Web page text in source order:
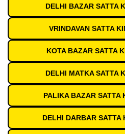
DELHI BAZAR SATTA
VRINDAVAN SATTA
KOTA BAZAR SATTA
DELHI MATKA SATTA
PALIKA BAZAR SATTA
DELHI DARBAR SATTA